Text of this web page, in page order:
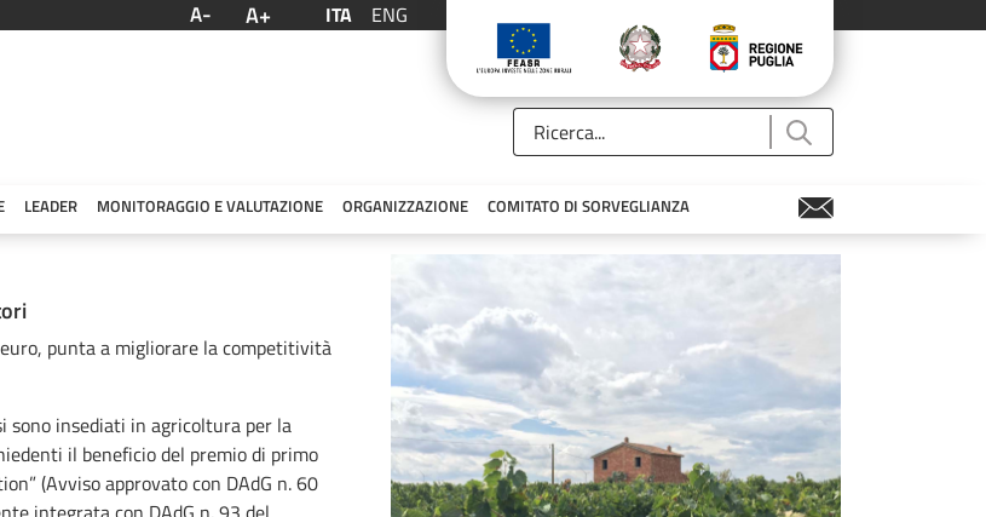
A- A+ ITA ENG
LEADER MONITORAGGIO E VALUTAZIONE ORGANIZZAZIONE COMITATO DI SORVEGLIANZA
punta a migliorare la competitività
sono insediati in agricoltura per la
il beneficio del premio di primo
(Avviso approvato con DAdG n. 60